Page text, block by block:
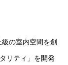
の室内空間を創
リティ」を開発